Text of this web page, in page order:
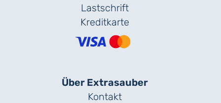
Lastschrift
Kreditkarte
Über Extrasauber
Kontakt